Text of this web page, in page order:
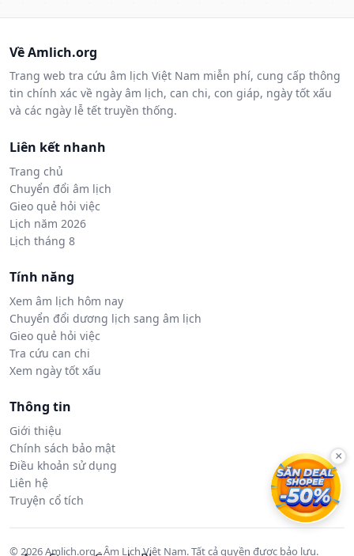
Về Amlich.org
Trang web tra cứu âm lịch Việt Nam miễn phí, cung cấp thông
tin chính xác về ngày âm lịch, can chi, con giáp, ngày tốt xấu
và các ngày lễ tết truyền thống.
Liên kết nhanh
Trang chủ
Chuyển đổi âm lịch
Gieo quẻ hỏi việc
Lịch năm 2026
Lịch tháng 8
Tính năng
Xem âm lịch hôm nay
Chuyển đổi dương lịch sang âm lịch
Gieo quẻ hỏi việc
Tra cứu can chi
Xem ngày tốt xấu
Thông tin
Giới thiệu
Chính sách bảo mật
Điều khoản sử dụng
Liên hệ
Truyện cổ tích
© 2026 Amlich.org - Âm Lịch Việt Nam. Tất cả quyền được bảo lưu.
×